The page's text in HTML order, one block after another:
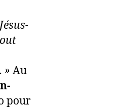
» Au
pour